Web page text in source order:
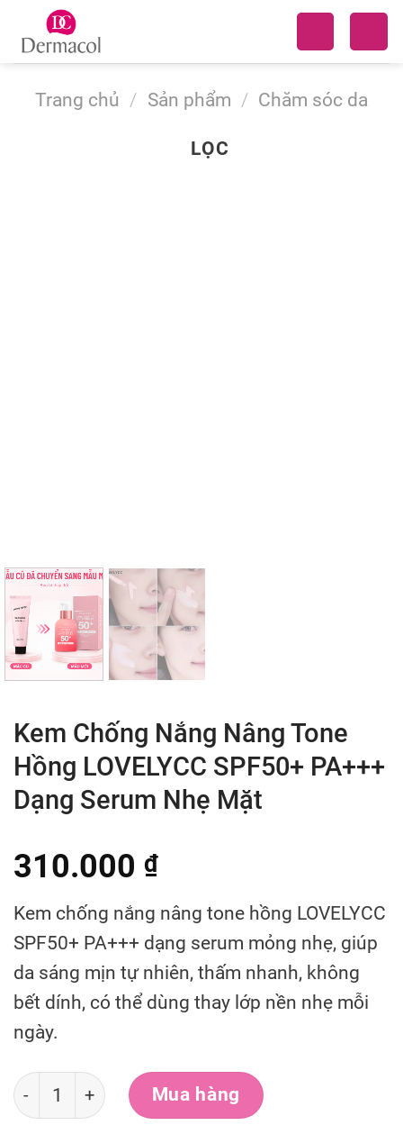
Trang chủ / Sản phẩm / Chăm sóc da
LỌC
Kem Chống Nắng Nâng Tone
Hồng LOVELYCC SPF50+ PA+++
Dạng Serum Nhẹ Mặt
310.000 ₫
Kem chống nắng nâng tone hồng LOVELYCC
SPF50+ PA+++ dạng serum mỏng nhẹ, giúp
da sáng mịn tự nhiên, thấm nhanh, không
bết dính, có thể dùng thay lớp nền nhẹ mỗi
ngày.
Kem Chống Nắng Nâng Tone Hồng LOVELYCC
Mua hàng